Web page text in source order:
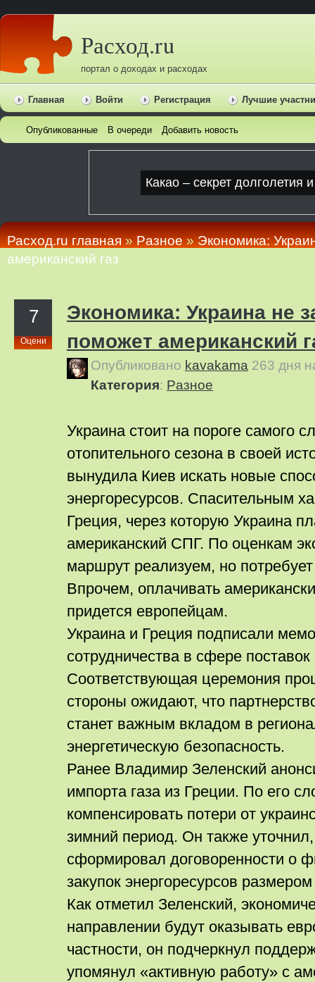
Расход.ru
портал о доходах и расходах
Главная Войти Регистрация Лучшие
Опубликованные В очереди Добавить новость
Расход.ru главная»Pазное»Экономика:
американский газ
7
Оцени
Экономика: Украина не
поможет американский
Опубликовано kavakama 263 дня
Категория: Pазное
Украина стоит на пороге самого
отопительного сезона в своей
вынудила Киев искать новые
энергоресурсов. Спасительным
Греция, через которую Украина
американский СПГ. По оценкам
маршрут реализуем, но
Впрочем, оплачивать
придется европейцам.
Украина и Греция подписали
сотрудничества в сфере
Соответствующая церемония
стороны ожидают, что
станет важным вкладом в
энергетическую безопасность.
Ранее Владимир Зеленский
импорта газа из Греции. По его
компенсировать потери от
зимний период. Он также
сформировал договоренности о
закупок энергоресурсов
Как отметил Зеленский,
направлении будут оказывать
частности, он подчеркнул
упомянул «активную работу» с